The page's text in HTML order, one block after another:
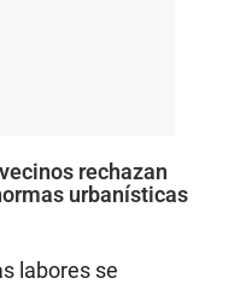
rechazan
urbanísticas
labores se